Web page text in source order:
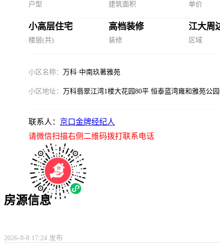
户型 建筑面积 单价
小高层住宅 高档装修 江大周
楼层(共) 装修 区域
小区名称： 万科·中南玖著雅苑
小区地址： 万科翡翠江湾1楼大花园80平 恒泰蓝湾雍和雅苑公
联系人： 京口金牌经纪人
请微信扫描右侧二维码拨打联系电话
房源信息
2026-8-8 17:24 发布